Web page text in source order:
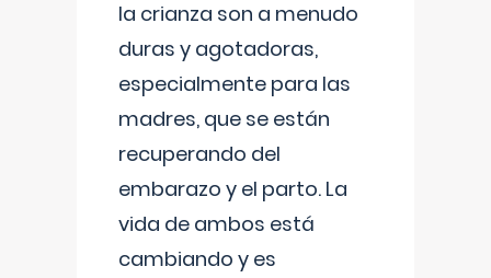
la crianza son a menudo
duras y agotadoras,
especialmente para las
madres, que se están
recuperando del
embarazo y el parto. La
vida de ambos está
cambiando y es